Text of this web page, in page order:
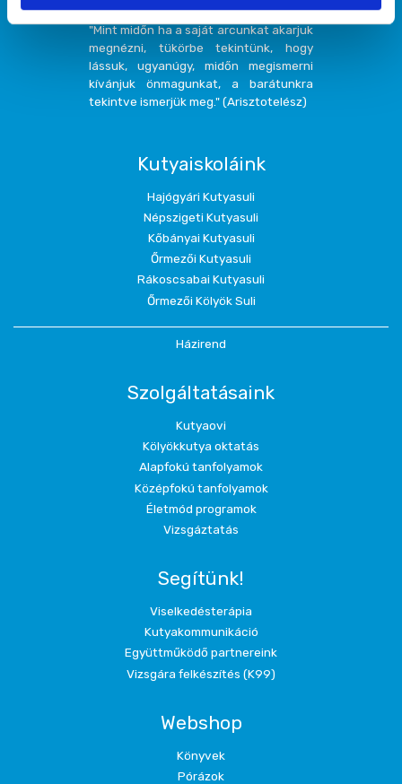
"Mint midőn ha a saját arcunkat akarjuk
megnézni, tükörbe tekintünk, hogy
lássuk, ugyanúgy, midőn megismerni
kívánjuk önmagunkat, a barátunkra
tekintve ismerjük meg." (Arisztotelész)
Kutyaiskoláink
Hajógyári Kutyasuli
Népszigeti Kutyasuli
Kőbányai Kutyasuli
Őrmezői Kutyasuli
Rákoscsabai Kutyasuli
Őrmezői Kölyök Suli
Házirend
Szolgáltatásaink
Kutyaovi
Kölyökkutya oktatás
Alapfokú tanfolyamok
Középfokú tanfolyamok
Életmód programok
Vizsgáztatás
Segítünk!
Viselkedésterápia
Kutyakommunikáció
Együttműködő partnereink
Vizsgára felkészítés (K99)
Webshop
Könyvek
Pórázok